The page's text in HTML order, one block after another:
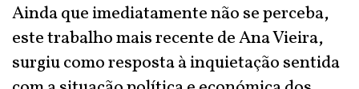
Ainda que imediatamente não se perceba,
este trabalho mais recente de Ana Vieira,
surgiu como resposta à inquietação sentida